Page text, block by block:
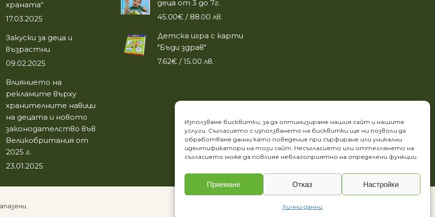
Използваме бисквитки, за да оптимизираме нашия сайт и нашите
услуги. Съгласието с използването на бисквитки ще ни позволи да
обработваме данни като поведение при сърфиране или уникални
идентификатори на този сайт. Несъгласието или оттеглянето на
съгласието може да повлияе неблагоприятно на определени функции.
Приемане Отказ Настройки
Лични данни
храната“
17.03.2025
Закуски за деца и
възрастни
09.02.2025
Влиянието на
рекламите върху
хранителните навици
на децата и новото
законодателство във
Великобритания от
2025 г.
23.01.2025
деца от 3 до 7г.
45.00€ / 88.00 лв.
Детска игра с карти
"Бъди здрав"
7.62€ / 15.00 лв.